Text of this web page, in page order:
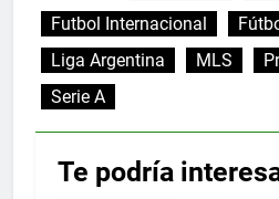
Futbol Internacional
Liga Argentina
MLS
Serie A
Te podría